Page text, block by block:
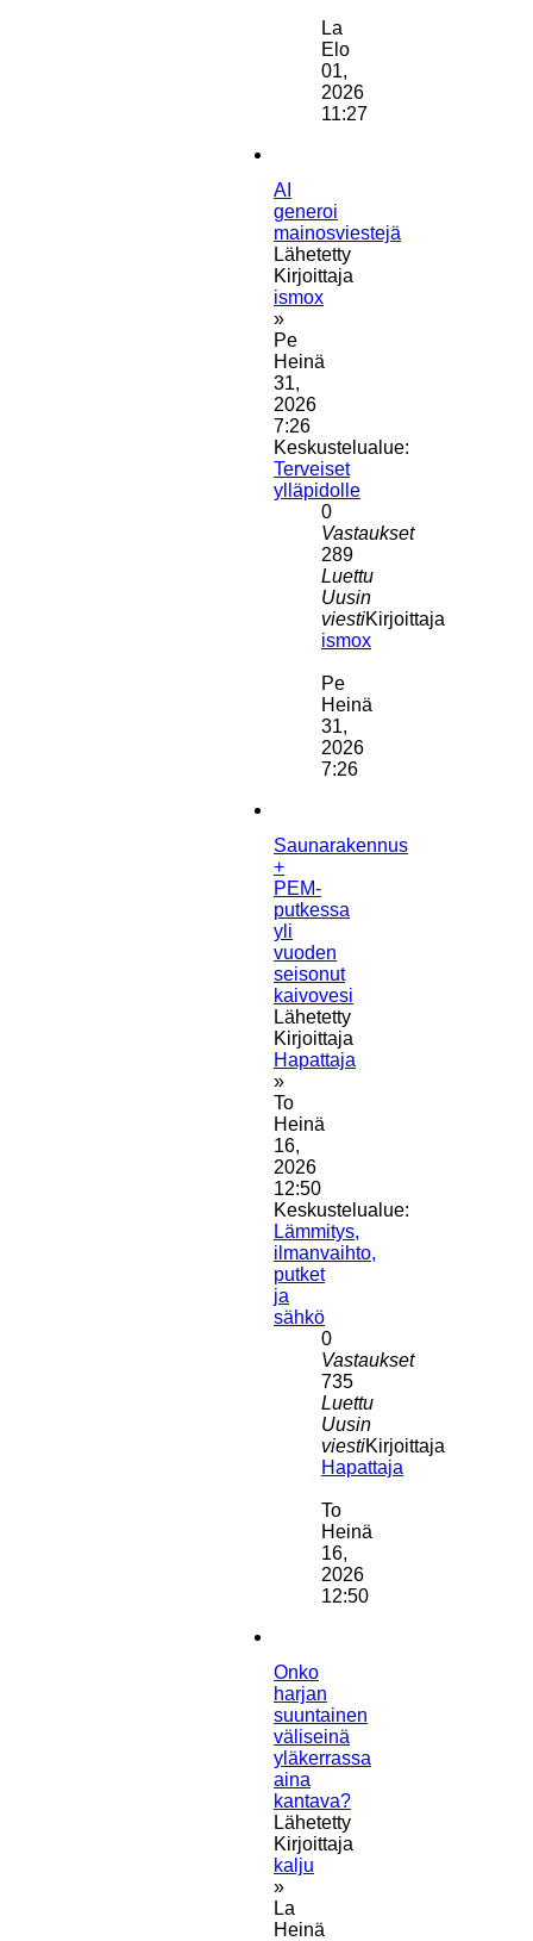
uusin
viesti
La
Elo
01,
2026
11:27
AI
generoi
mainosviestejä
Lähetetty
Kirjoittaja
ismox
»
Pe
Heinä
31,
2026
7:26
Keskustelualue:
Terveiset
ylläpidolle
0
Vastaukset
289
Luettu
Uusin
viestiKirjoittaja
ismox
uusin
viesti
Pe
Heinä
31,
2026
7:26
Saunarakennus
+
PEM-
putkessa
yli
vuoden
seisonut
kaivovesi
Lähetetty
Kirjoittaja
Hapattaja
»
To
Heinä
16,
2026
12:50
Keskustelualue:
Lämmitys,
ilmanvaihto,
putket
ja
sähkö
0
Vastaukset
735
Luettu
Uusin
viestiKirjoittaja
Hapattaja
uusin
viesti
To
Heinä
16,
2026
12:50
Onko
harjan
suuntainen
väliseinä
yläkerrassa
aina
kantava?
Lähetetty
Kirjoittaja
kalju
»
La
Heinä